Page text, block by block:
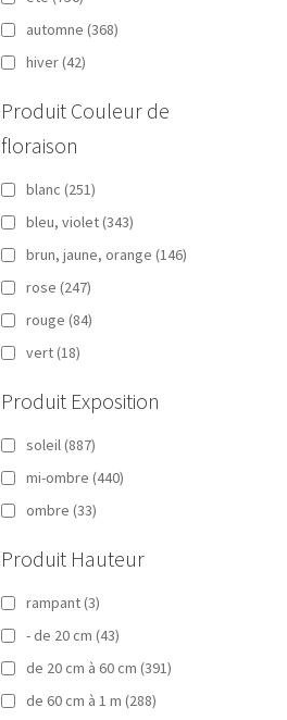
automne (368)
hiver (42)
Produit Couleur de
floraison
blanc (251)
bleu, violet (343)
brun, jaune, orange (146)
rose (247)
rouge (84)
vert (18)
Produit Exposition
soleil (887)
mi-ombre (440)
ombre (33)
Produit Hauteur
rampant (3)
- de 20 cm (43)
de 20 cm à 60 cm (391)
de 60 cm à 1 m (288)